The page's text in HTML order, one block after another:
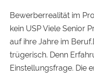
Bewerberrealität im
kein USP Viele Senior
auf ihre Jahre im
trügerisch. Denn
Einstellungsfrage. Die